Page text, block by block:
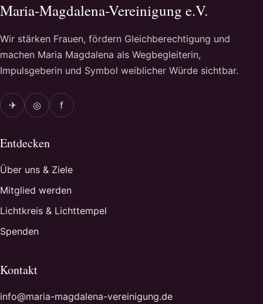
Maria-Magdalena-Vereinigung e.V.
Wir stärken Frauen, fördern Gleichberechtigung und
machen Maria Magdalena als Wegbegleiterin,
Impulsgeberin und Symbol weiblicher Würde sichtbar.
✈ ◎ f
Entdecken
Über uns & Ziele
Mitglied werden
Lichtkreis & Lichttempel
Spenden
Kontakt
info@maria-magdalena-vereinigung.de